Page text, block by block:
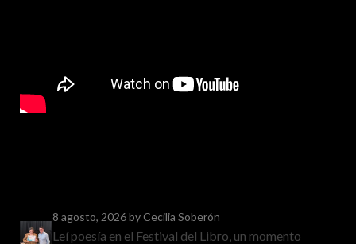
8 agosto, 2026by Cecilia Soberón
Leí poesía en el Festival del Libro, un momento